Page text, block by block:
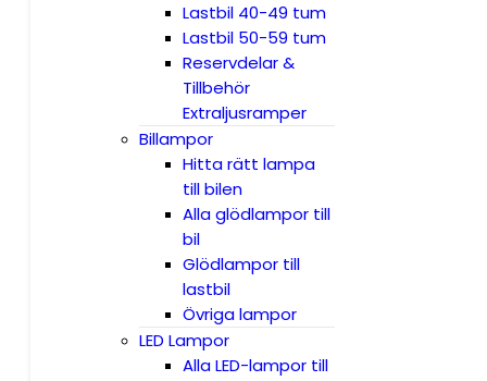
Lastbil 40-49 tum
Lastbil 50-59 tum
Reservdelar &
Tillbehör
Extraljusramper
Billampor
Hitta rätt lampa
till bilen
Alla glödlampor till
bil
Glödlampor till
lastbil
Övriga lampor
LED Lampor
Alla LED-lampor till